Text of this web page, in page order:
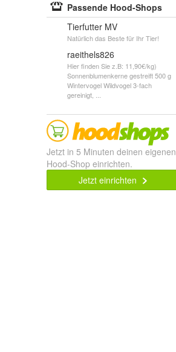
Passende Hood-Shops
Tierfutter MV
Natürlich das Beste für Ihr Tier!
raeithels826
Hier finden Sie z.B: 11,90€/kg)
Sonnenblumenkerne gestreift 500 g
Wintervogel Wildvogel 3-fach
gereinigt, ...
Jetzt in 5 Minuten deinen eigenen
Hood-Shop einrichten.
Jetzt einrichten